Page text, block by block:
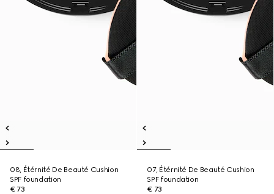
08, Étérnité De Beauté Cushion
SPF foundation
€ 73
07, Étérnité De Beauté Cushion
SPF foundation
€ 73